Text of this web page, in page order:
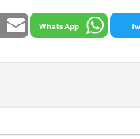
WhatsApp